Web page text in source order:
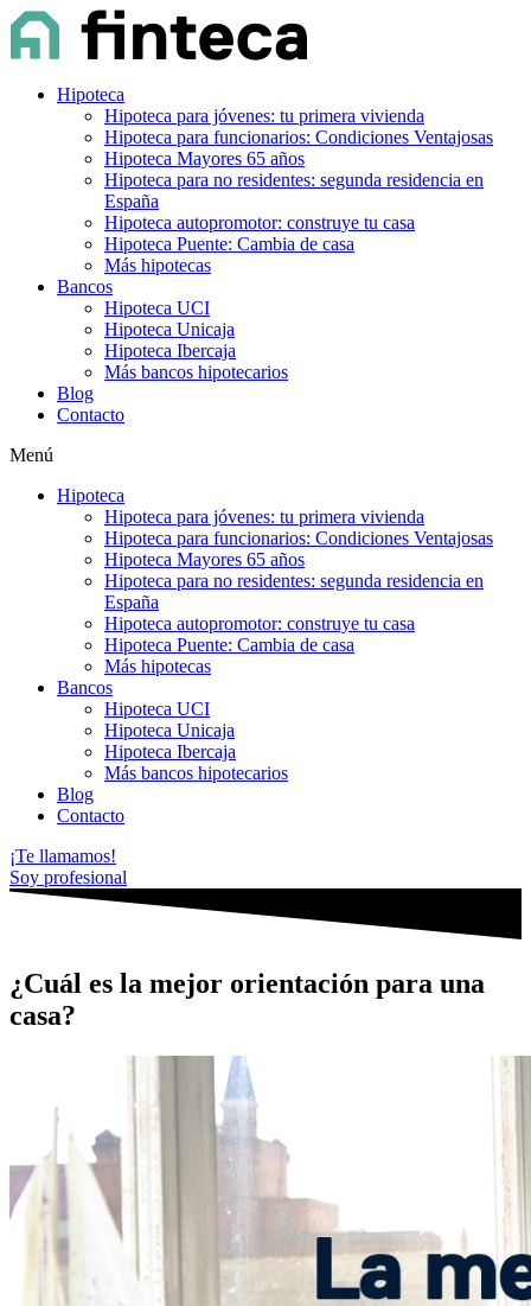
Hipoteca
Hipoteca para jóvenes: tu primera vivienda
Hipoteca para funcionarios: Condiciones Ventajosas
Hipoteca Mayores 65 años
Hipoteca para no residentes: segunda residencia en
España
Hipoteca autopromotor: construye tu casa
Hipoteca Puente: Cambia de casa
Más hipotecas
Bancos
Hipoteca UCI
Hipoteca Unicaja
Hipoteca Ibercaja
Más bancos hipotecarios
Blog
Contacto
Menú
Hipoteca
Hipoteca para jóvenes: tu primera vivienda
Hipoteca para funcionarios: Condiciones Ventajosas
Hipoteca Mayores 65 años
Hipoteca para no residentes: segunda residencia en
España
Hipoteca autopromotor: construye tu casa
Hipoteca Puente: Cambia de casa
Más hipotecas
Bancos
Hipoteca UCI
Hipoteca Unicaja
Hipoteca Ibercaja
Más bancos hipotecarios
Blog
Contacto
¡Te llamamos!
Soy profesional
¿Cuál es la mejor orientación para una
casa?